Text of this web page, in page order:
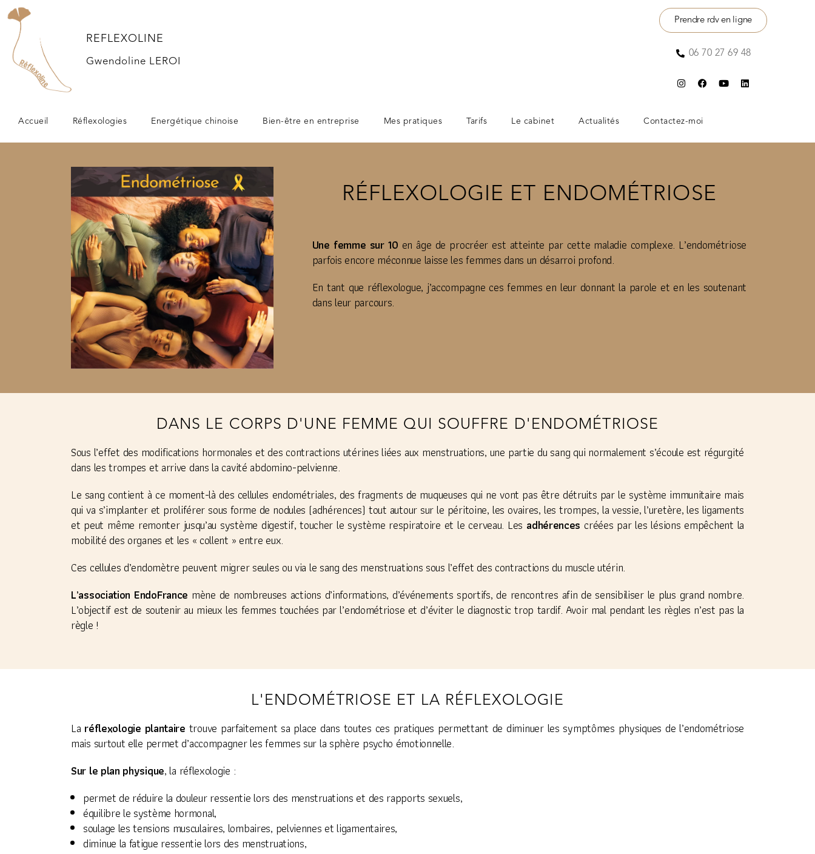
REFLEXOLINE
Gwendoline LEROI
Prendre rdv en ligne
06 70 27 69 48
Accueil Réflexologies Energétique chinoise Bien-être en entreprise Mes pratiques Tarifs Le cabinet Actualités Contactez-moi
RÉFLEXOLOGIE ET ENDOMÉTRIOSE
Une femme sur 10 en âge de procréer est atteinte par cette maladie complexe. L’endométriose
parfois encore méconnue laisse les femmes dans un désarroi profond.
En tant que réflexologue, j’accompagne ces femmes en leur donnant la parole et en les soutenant
dans leur parcours.
DANS LE CORPS D'UNE FEMME QUI SOUFFRE D'ENDOMÉTRIOSE
Sous l’effet des modifications hormonales et des contractions utérines liées aux menstruations, une partie du sang qui normalement s’écoule est régurgité
dans les trompes et arrive dans la cavité abdomino-pelvienne.
Le sang contient à ce moment-là des cellules endométriales, des fragments de muqueuses qui ne vont pas être détruits par le système immunitaire mais
qui va s’implanter et proliférer sous forme de nodules (adhérences) tout autour sur le péritoine, les ovaires, les trompes, la vessie, l’uretère, les ligaments
et peut même remonter jusqu’au système digestif, toucher le système respiratoire et le cerveau. Les adhérences créées par les lésions empêchent la
mobilité des organes et les « collent » entre eux.
Ces cellules d’endomètre peuvent migrer seules ou via le sang des menstruations sous l’effet des contractions du muscle utérin.
L’association EndoFrance mène de nombreuses actions d’informations, d’événements sportifs, de rencontres afin de sensibiliser le plus grand nombre.
L’objectif est de soutenir au mieux les femmes touchées par l’endométriose et d’éviter le diagnostic trop tardif. Avoir mal pendant les règles n’est pas la
règle !
L'ENDOMÉTRIOSE ET LA RÉFLEXOLOGIE
La réflexologie plantaire trouve parfaitement sa place dans toutes ces pratiques permettant de diminuer les symptômes physiques de l’endométriose
mais surtout elle permet d’accompagner les femmes sur la sphère psycho émotionnelle.
Sur le plan physique, la réflexologie :
permet de réduire la douleur ressentie lors des menstruations et des rapports sexuels,
équilibre le système hormonal,
soulage les tensions musculaires, lombaires, pelviennes et ligamentaires,
diminue la fatigue ressentie lors des menstruations,